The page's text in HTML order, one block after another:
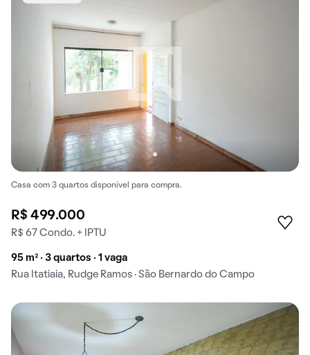
Casa com 3 quartos disponível para compra.
R$ 499.000
R$ 67 Condo. + IPTU
95 m² · 3 quartos · 1 vaga
Rua Itatiaia, Rudge Ramos · São Bernardo do Campo